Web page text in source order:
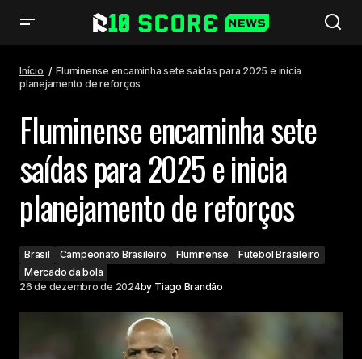
reforços
Início
Fluminense encaminha sete saídas para 2025 e inicia
planejamento de reforços
Fluminense encaminha sete
saídas para 2025 e inicia
planejamento de reforços
Brasil Campeonato Brasileiro Fluminense
Futebol Brasileiro
Mercado da bola
26 de dezembro de 2024by Tiago Brandão